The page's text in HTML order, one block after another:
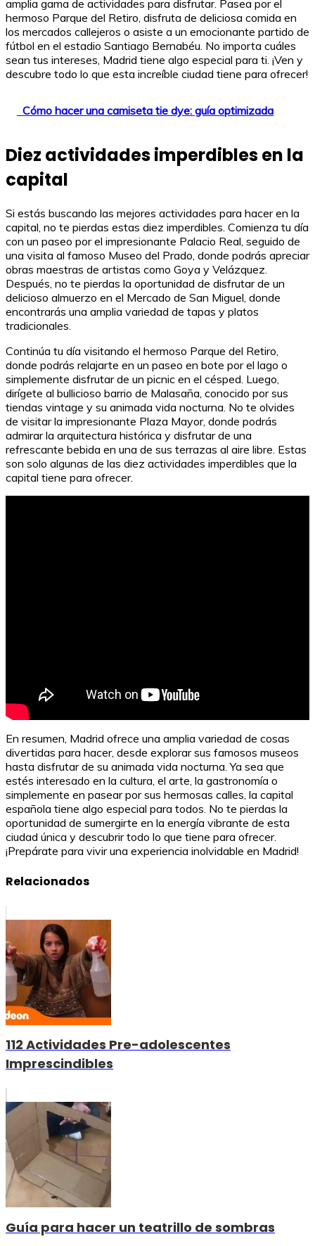
amplia gama de actividades para disfrutar. Pasea por el
hermoso Parque del Retiro, disfruta de deliciosa comida en
los mercados callejeros o asiste a un emocionante partido de
fútbol en el estadio Santiago Bernabéu. No importa cuáles
sean tus intereses, Madrid tiene algo especial para ti. ¡Ven y
descubre todo lo que esta increíble ciudad tiene para ofrecer!
Cómo hacer una camiseta tie dye: guía optimizada
Diez actividades imperdibles en la
capital
Si estás buscando las mejores actividades para hacer en la
capital, no te pierdas estas diez imperdibles. Comienza tu día
con un paseo por el impresionante Palacio Real, seguido de
una visita al famoso Museo del Prado, donde podrás apreciar
obras maestras de artistas como Goya y Velázquez.
Después, no te pierdas la oportunidad de disfrutar de un
delicioso almuerzo en el Mercado de San Miguel, donde
encontrarás una amplia variedad de tapas y platos
tradicionales.
Continúa tu día visitando el hermoso Parque del Retiro,
donde podrás relajarte en un paseo en bote por el lago o
simplemente disfrutar de un picnic en el césped. Luego,
dirígete al bullicioso barrio de Malasaña, conocido por sus
tiendas vintage y su animada vida nocturna. No te olvides
de visitar la impresionante Plaza Mayor, donde podrás
admirar la arquitectura histórica y disfrutar de una
refrescante bebida en una de sus terrazas al aire libre. Estas
son solo algunas de las diez actividades imperdibles que la
capital tiene para ofrecer.
En resumen, Madrid ofrece una amplia variedad de cosas
divertidas para hacer, desde explorar sus famosos museos
hasta disfrutar de su animada vida nocturna. Ya sea que
estés interesado en la cultura, el arte, la gastronomía o
simplemente en pasear por sus hermosas calles, la capital
española tiene algo especial para todos. No te pierdas la
oportunidad de sumergirte en la energía vibrante de esta
ciudad única y descubrir todo lo que tiene para ofrecer.
¡Prepárate para vivir una experiencia inolvidable en Madrid!
Relacionados
112 Actividades Pre-adolescentes
Imprescindibles
Guía para hacer un teatrillo de sombras